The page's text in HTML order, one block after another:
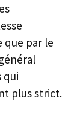
que par le
qui
plus strict.